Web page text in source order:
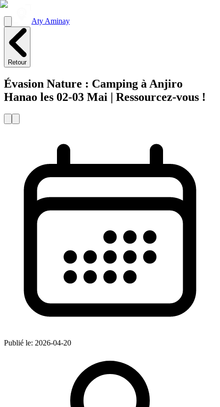
Aty Aminay
Retour
Évasion Nature : Camping à Anjiro
Hanao les 02-03 Mai | Ressourcez-vous !
Publié le: 2026-04-20